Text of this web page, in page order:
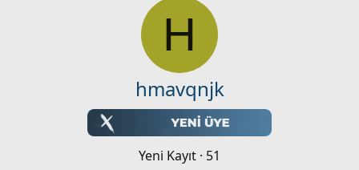
H
hmavqnjk
Yeni Kayıt · 51